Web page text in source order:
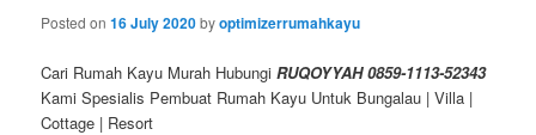
Posted on16 July 2020byoptimizerrumahkayu
Cari Rumah Kayu Murah HubungiRUQOYYAH 0859-1113-52343
Kami Spesialis Pembuat Rumah Kayu Untuk Bungalau | Villa |
Cottage | Resort